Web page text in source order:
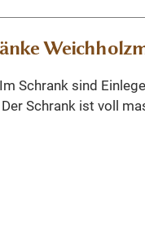
Schrank sind
Schrank ist voll